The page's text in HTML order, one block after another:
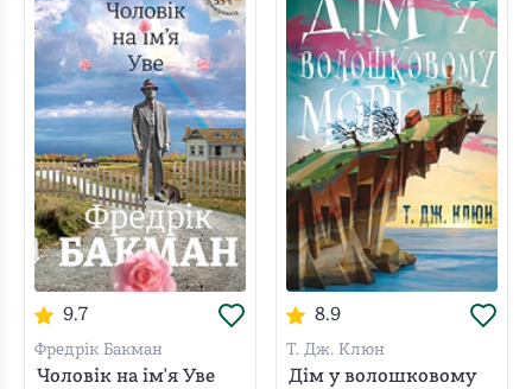
9.7
Фредрік Бакман
Чоловік на ім'я Уве
8.9
Т. Дж. Клюн
Дім у волошковому